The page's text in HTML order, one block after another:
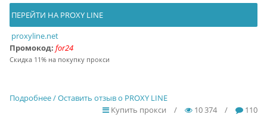
ПЕРЕЙТИ НА PROXY LINE
proxyline.net
Промокод: for24
Скидка 11% на покупку прокси
Подробнее / Оставить отзыв о PROXY LINE
Купить прокси
/ 10 374 / 110